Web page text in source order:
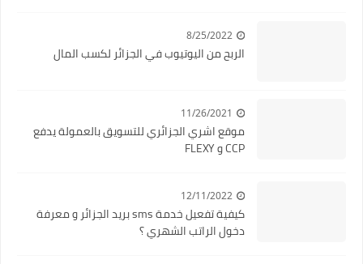
8/25/2022
الربح من اليوتيوب في الجزائر لكسب المال
11/26/2021
موقع اشري الجزائري للتسويق بالعمولة يدفع
CCP و FLEXY
12/11/2022
كيفية تفعيل خدمة sms بريد الجزائر و معرفة
دخول الراتب الشهري ؟